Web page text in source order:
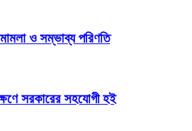
ও সম্ভাব্য পরিণতি
সরকারের সহযোগী হই